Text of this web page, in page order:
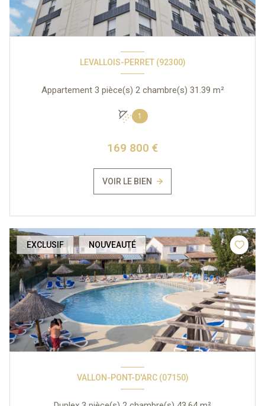
LEVALLOIS-PERRET (92300)
Appartement 3 pièce(s) 2 chambre(s) 31.39 m²
1
169 800 €
VOIR LE BIEN
EXCLUSIF NOUVEAUTÉ
VALLON-PONT-D'ARC (07150)